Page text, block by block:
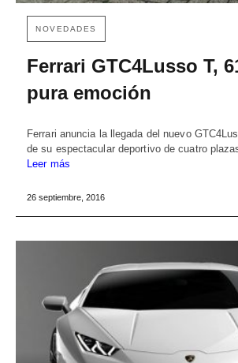
NOVEDADES
Ferrari GTC4Lusso T,
pura emoción
Ferrari anuncia la llegada del nuevo
de su espectacular deportivo de cuatro
Leer más
26 septiembre, 2016